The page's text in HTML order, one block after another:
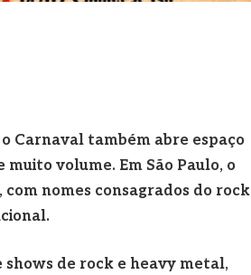
Carnaval também abre espaço
volume. Em São Paulo, o
nomes consagrados do rock
shows de rock e heavy metal,